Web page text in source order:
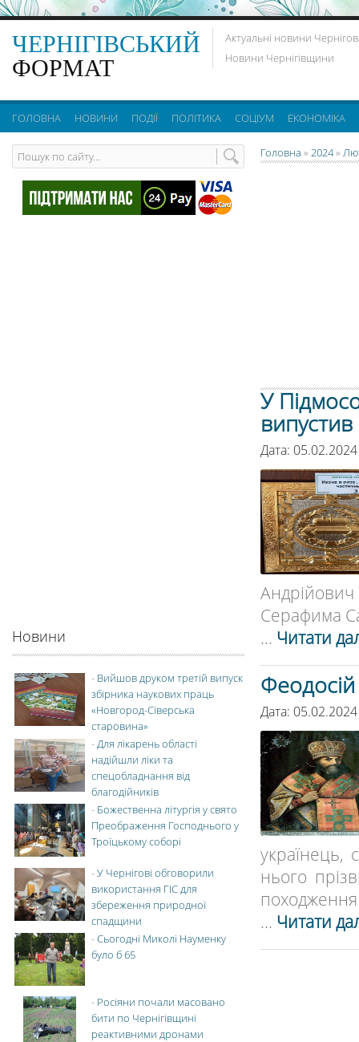
ЧЕРНІГІВСЬКИЙ
ФОРМАТ
Актуальні новини
Новини Чернігівщини
ГОЛОВНА НОВИНИ ПОДІЇ ПОЛІТИКА СОЦІУМ ЕКОНОМІКА
Головна » 2024»
У
випустив
Дата:
Серафима
... Читати
Дата:
нього
... Читати
Новини
- Вийшов друком третій випуск
збірника наукових праць
«Новгород-Сіверська
старовина»
-Для лікарень області
надійшли ліки та
спецобладнання від
благодійників
- Божественна літургія у свято
Преображення Господнього у
Троїцькому соборі
-У Чернігові обговорили
використання ГІС для
збереження природної
спадщини
-Сьогодні Миколі Науменку
було б 65
- Росіяни почали масовано
бити по Чернігівщині
реактивними дронами